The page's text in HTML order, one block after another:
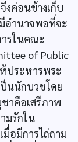
งค่อนข้างเก็บ
อำนาจพอที่จะ
รในคณะ
of Public
ประหารพระ
ป็นนักบวชโดย
าคือเสรีภาพ
มรักใน
อมีการไถ่ถาม